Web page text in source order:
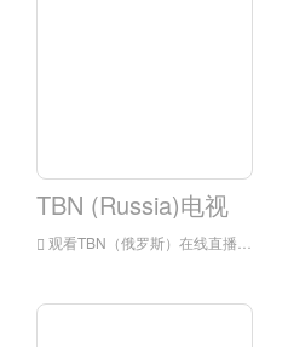
TBN (Russia)电视
观看TBN（俄罗斯）在线直播,TBN（俄罗斯）在线直播,TBN（俄罗斯）是俄罗斯的一家电视台